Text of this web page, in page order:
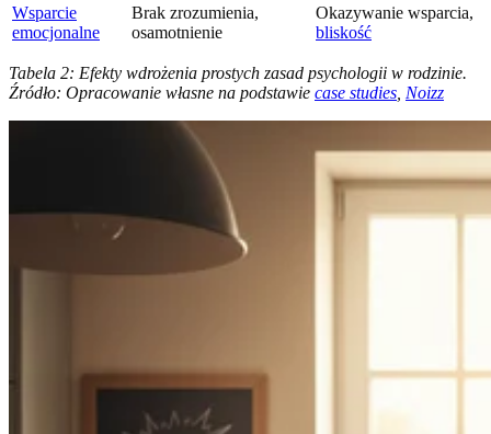
Wsparcie
emocjonalne
Brak zrozumienia,
osamotnienie
Okazywanie wsparcia,
bliskość
Tabela 2: Efekty wdrożenia prostych zasad psychologii w rodzinie.
Źródło: Opracowanie własne na podstawie case studies Noizz